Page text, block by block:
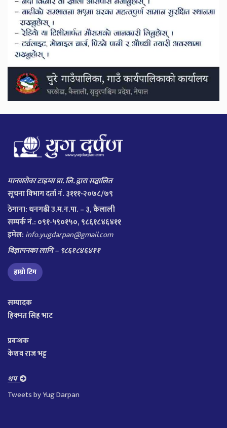
मानसरोवर टाइम्स प्रा. लि. द्वारा सञ्चालित
सूचना विभाग दर्ता नं. ३१११-२०७८/७९
ठेगाना: धनगढी उ.म.न.पा. – ३, कैलाली
सम्पर्क नं.: ०९१-५९०१५०, ९८६१८४६४११
इमेल: info.yugdarpan@gmail.com
विज्ञापनका लागि – ९८६१८४६४११
हाम्रो टिम
सम्पादक
हिक्मत सिह भाट
प्रबन्धक
केशव राज भट्ट
थप
Tweets by Yug Darpan